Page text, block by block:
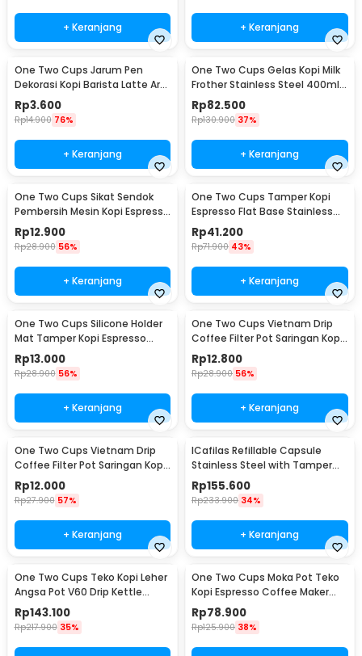
+ Keranjang + Keranjang
One Two Cups Jarum Pen
Dekorasi Kopi Barista Latte Art
Needle 13cm - F3F27
Rp3.600
Rp14.900 76%
+ Keranjang
One Two Cups Gelas Kopi Milk
Frother Stainless Steel 400ml -
WZ0011
Rp82.500
Rp130.900 37%
+ Keranjang
One Two Cups Sikat Sendok
Pembersih Mesin Kopi Espresso
2in1 - 8809
Rp12.900
Rp28.900 56%
+ Keranjang
One Two Cups Tamper Kopi
Espresso Flat Base Stainless
Steel 51mm - SS51
Rp41.200
Rp71.900 43%
+ Keranjang
One Two Cups Silicone Holder
Mat Tamper Kopi Espresso
Barista - 0310
Rp13.000
Rp28.900 56%
+ Keranjang
One Two Cups Vietnam Drip
Coffee Filter Pot Saringan Kopi
124ml 7Q - LC1
Rp12.800
Rp28.900 56%
+ Keranjang
One Two Cups Vietnam Drip
Coffee Filter Pot Saringan Kopi
114ml 6Q - LC1
Rp12.000
Rp27.900 57%
+ Keranjang
ICafilas Refillable Capsule
Stainless Steel with Tamper
for Nespresso - F456
Rp155.600
Rp233.900 34%
+ Keranjang
One Two Cups Teko Kopi Leher
Angsa Pot V60 Drip Kettle
960ml - RF-15
Rp143.100
Rp217.900 35%
One Two Cups Moka Pot Teko
Kopi Espresso Coffee Maker
Stovetop 6 Cup 300ml - Z21
Rp78.900
Rp125.900 38%